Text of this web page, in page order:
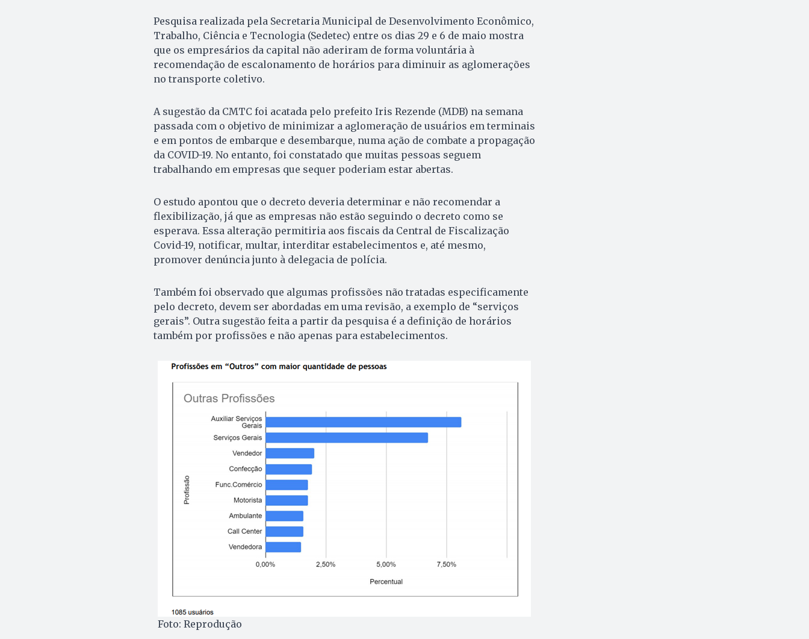
Pesquisa realizada pela Secretaria Municipal de Desenvolvimento Econômico,
Trabalho, Ciência e Tecnologia (Sedetec) entre os dias 29 e 6 de maio mostra
que os empresários da capital não aderiram de forma voluntária à
recomendação de escalonamento de horários para diminuir as aglomerações
no transporte coletivo.
A sugestão da CMTC foi acatada pelo prefeito Iris Rezende (MDB) na semana
passada com o objetivo de minimizar a aglomeração de usuários em terminais
e em pontos de embarque e desembarque, numa ação de combate a propagação
da COVID-19. No entanto, foi constatado que muitas pessoas seguem
trabalhando em empresas que sequer poderiam estar abertas.
O estudo apontou que o decreto deveria determinar e não recomendar a
flexibilização, já que as empresas não estão seguindo o decreto como se
esperava. Essa alteração permitiria aos fiscais da Central de Fiscalização
Covid-19, notificar, multar, interditar estabelecimentos e, até mesmo,
promover denúncia junto à delegacia de polícia.
Também foi observado que algumas profissões não tratadas especificamente
pelo decreto, devem ser abordadas em uma revisão, a exemplo de “serviços
gerais”. Outra sugestão feita a partir da pesquisa é a definição de horários
também por profissões e não apenas para estabelecimentos.
Foto: Reprodução